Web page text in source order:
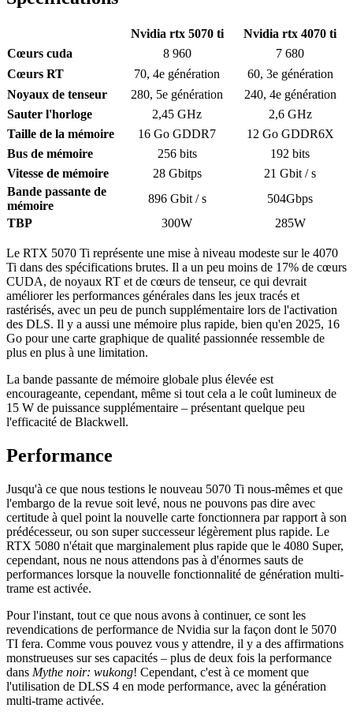
Nvidia rtx 5070 ti
Nvidia rtx 4070 ti
Cœurs cuda
8 960
7 680
Cœurs RT
70, 4e génération
60, 3e génération
Noyaux de tenseur
280, 5e génération
240, 4e génération
Sauter l'horloge
2,45 GHz
2,6 GHz
Taille de la mémoire
16 Go GDDR7
12 Go GDDR6X
Bus de mémoire
256 bits
192 bits
Vitesse de mémoire
28 Gbitps
21 Gbit / s
Bande passante de
mémoire
896 Gbit / s
504Gbps
TBP
300W 285W
Le RTX 5070 Ti représente une mise à niveau modeste sur le 4070
Ti dans des spécifications brutes. Il a un peu moins de 17% de cœurs
CUDA, de noyaux RT et de cœurs de tenseur, ce qui devrait
améliorer les performances générales dans les jeux tracés et
rastérisés, avec un peu de punch supplémentaire lors de l'activation
des DLS. Il y a aussi une mémoire plus rapide, bien qu'en 2025, 16
Go pour une carte graphique de qualité passionnée ressemble de
plus en plus à une limitation.
La bande passante de mémoire globale plus élevée est
encourageante, cependant, même si tout cela a le coût lumineux de
15 W de puissance supplémentaire – présentant quelque peu
l'efficacité de Blackwell.
Performance
Jusqu'à ce que nous testions le nouveau 5070 Ti nous-mêmes et que
l'embargo de la revue soit levé, nous ne pouvons pas dire avec
certitude à quel point la nouvelle carte fonctionnera par rapport à son
prédécesseur, ou son super successeur légèrement plus rapide. Le
RTX 5080 n'était que marginalement plus rapide que le 4080 Super,
cependant, nous ne nous attendons pas à d'énormes sauts de
performances lorsque la nouvelle fonctionnalité de génération multi-
trame est activée.
Pour l'instant, tout ce que nous avons à continuer, ce sont les
revendications de performance de Nvidia sur la façon dont le 5070
TI fera. Comme vous pouvez vous y attendre, il y a des affirmations
monstrueuses sur ses capacités – plus de deux fois la performance
dans Mythe noir: wukong! Cependant, c'est à ce moment que
l'utilisation de DLSS 4 en mode performance, avec la génération
multi-trame activée.